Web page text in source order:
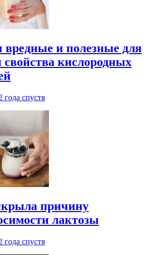
и полезные для
свойства кислородных
года спустя
причину
лактозы
года спустя